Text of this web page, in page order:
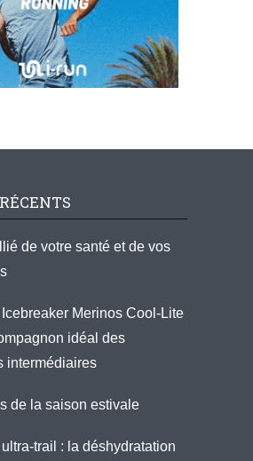
de votre santé et de vos
Merinos Cool-Lite
idéal des
intermédiaires
de la saison estivale
trail : la déshydratation